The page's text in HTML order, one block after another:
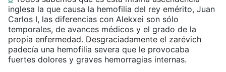
inglesa la que causa la hemofilia del rey emérito, Juan
Carlos I, las diferencias con Alekxei son sólo
temporales, de avances médicos y el grado de la
propia enfermedad. Desgraciadamente el zarévich
padecía una hemofilia severa que le provocaba
fuertes dolores y graves hemorragias internas.